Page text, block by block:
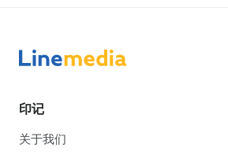
印记
关于我们